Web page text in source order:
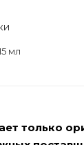
мл
только